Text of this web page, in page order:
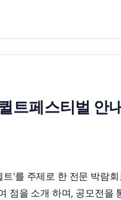
트페스티벌 안
'를 주제로 한 전문 박람
점을 소개 하며, 공모전을